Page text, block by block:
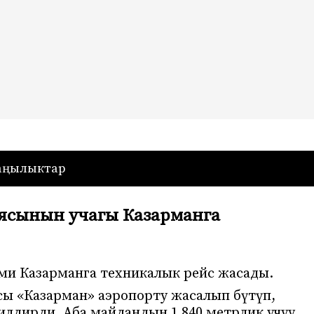
учагы Казарманга
Казарманга техникалык рейс жасады.
«Казарман» аэропорту жасалып бүтүп,